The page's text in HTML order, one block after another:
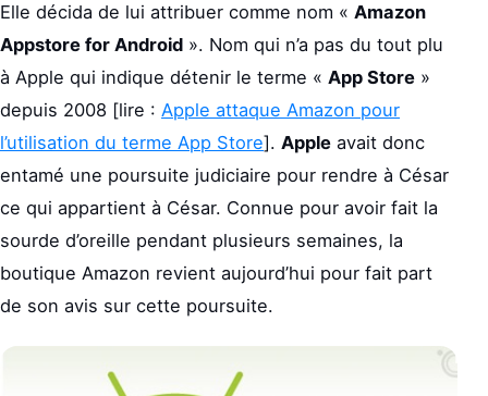
Elle décida de lui attribuer comme nom « Amazon
Appstore for Android ». Nom qui n’a pas du tout plu
à Apple qui indique détenir le terme « App Store »
depuis 2008 [lire : Apple attaque Amazon pour
l’utilisation du terme App Store]. Apple avait donc
entamé une poursuite judiciaire pour rendre à César
ce qui appartient à César. Connue pour avoir fait la
sourde d’oreille pendant plusieurs semaines, la
boutique Amazon revient aujourd’hui pour fait part
de son avis sur cette poursuite.